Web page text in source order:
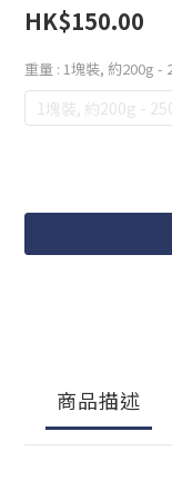
HK$150.00
重量 : 1塊裝, 約200g -
1塊裝, 約200g -
商品描述